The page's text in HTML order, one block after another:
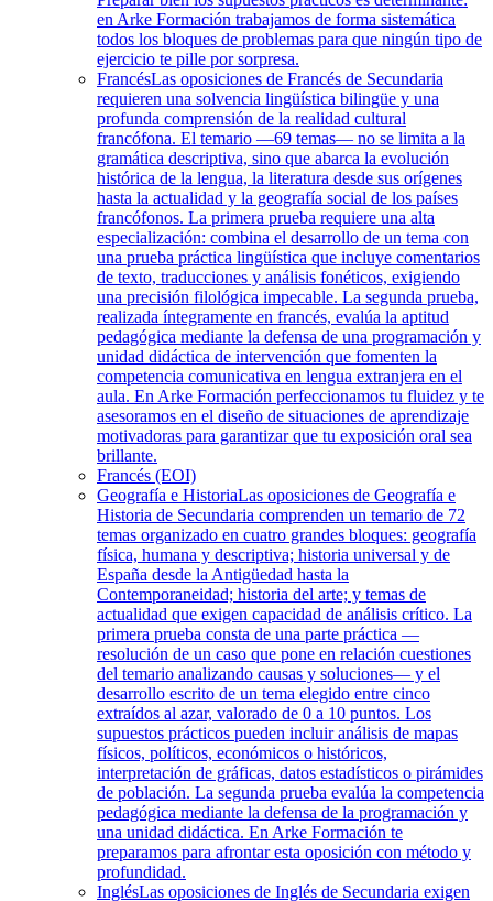
en Arke Formación trabajamos de forma sistemática
todos los bloques de problemas para que ningún tipo de
ejercicio te pille por sorpresa.
FrancésLas oposiciones de Francés de Secundaria
requieren una solvencia lingüística bilingüe y una
profunda comprensión de la realidad cultural
francófona. El temario —69 temas— no se limita a la
gramática descriptiva, sino que abarca la evolución
histórica de la lengua, la literatura desde sus orígenes
hasta la actualidad y la geografía social de los países
francófonos. La primera prueba requiere una alta
especialización: combina el desarrollo de un tema con
una prueba práctica lingüística que incluye comentarios
de texto, traducciones y análisis fonéticos, exigiendo
una precisión filológica impecable. La segunda prueba,
realizada íntegramente en francés, evalúa la aptitud
pedagógica mediante la defensa de una programación y
unidad didáctica de intervención que fomenten la
competencia comunicativa en lengua extranjera en el
aula. En Arke Formación perfeccionamos tu fluidez y te
asesoramos en el diseño de situaciones de aprendizaje
motivadoras para garantizar que tu exposición oral sea
brillante.
Francés (EOI)
Geografía e HistoriaLas oposiciones de Geografía e
Historia de Secundaria comprenden un temario de 72
temas organizado en cuatro grandes bloques: geografía
física, humana y descriptiva; historia universal y de
España desde la Antigüedad hasta la
Contemporaneidad; historia del arte; y temas de
actualidad que exigen capacidad de análisis crítico. La
primera prueba consta de una parte práctica —
resolución de un caso que pone en relación cuestiones
del temario analizando causas y soluciones— y el
desarrollo escrito de un tema elegido entre cinco
extraídos al azar, valorado de 0 a 10 puntos. Los
supuestos prácticos pueden incluir análisis de mapas
físicos, políticos, económicos o históricos,
interpretación de gráficas, datos estadísticos o pirámides
de población. La segunda prueba evalúa la competencia
pedagógica mediante la defensa de la programación y
una unidad didáctica. En Arke Formación te
preparamos para afrontar esta oposición con método y
profundidad.
InglésLas oposiciones de Inglés de Secundaria exigen